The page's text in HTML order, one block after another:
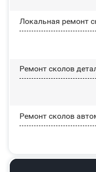
Локальная ремонт
Ремонт сколов
Ремонт сколов